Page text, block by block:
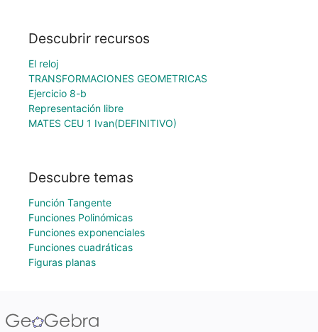
Descubrir recursos
El reloj
TRANSFORMACIONES GEOMETRICAS
Ejercicio 8-b
Representación libre
MATES CEU 1 Ivan(DEFINITIVO)
Descubre temas
Función Tangente
Funciones Polinómicas
Funciones exponenciales
Funciones cuadráticas
Figuras planas